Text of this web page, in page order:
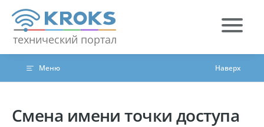
Skip to content
технический портал
Меню Наверх
Смена имени точки доступа